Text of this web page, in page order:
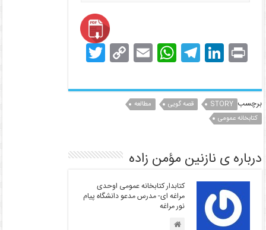
Pr
in
t
Li
n
k
e
n
T
el
e
gr
m
W
h
at
s
p
p
E
m
ai
l
C
o
p
n
k
T
w
itt برچسب STORY قصه گویی
مطالعه
کتابخانه عمومی
درباره ی نازنین مؤمن زاده
کتابدار کتابخانه عمومی اوحدی
مراغه ای- مدرس مدعو دانشگاه پیام
نور مراغه